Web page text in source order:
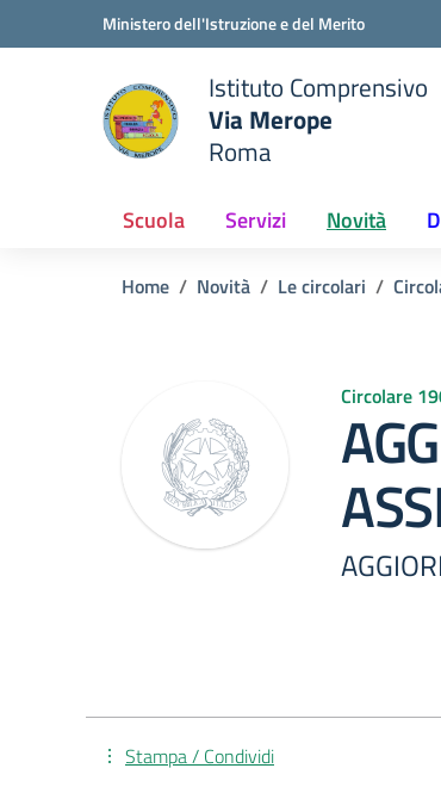
Vai ai contenuti
Vai al menu di navigazioneMinistero dell'Istruzione e del Merito
scuola
Istituto Comprensivo
Via Merope
Roma
Scuola Servizi Novità
Home Novità Le circolari
Circolare
Stampa / Condividi